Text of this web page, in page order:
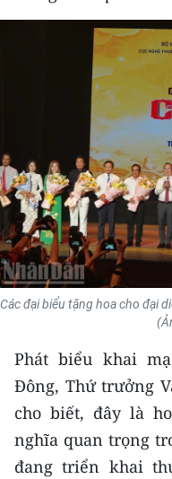
THẾ GIỚI
KHOA HỌC - CÔNG
MÔI TRƯỜNG
BẠN ĐỌC
KIỂM CHỨNG THÔNG
TRI THỨC CHUYÊN SÂU
54 DÂN TỘC VIỆT NAM
CHƯƠNG TRÌNH
MỘT SẢN PHẨM
Các đại biểu tặng hoa cho đại
Phát biểu khai
Đông, Thứ trưởng
cho biết, đây là
nghĩa quan trọng
đang triển khai